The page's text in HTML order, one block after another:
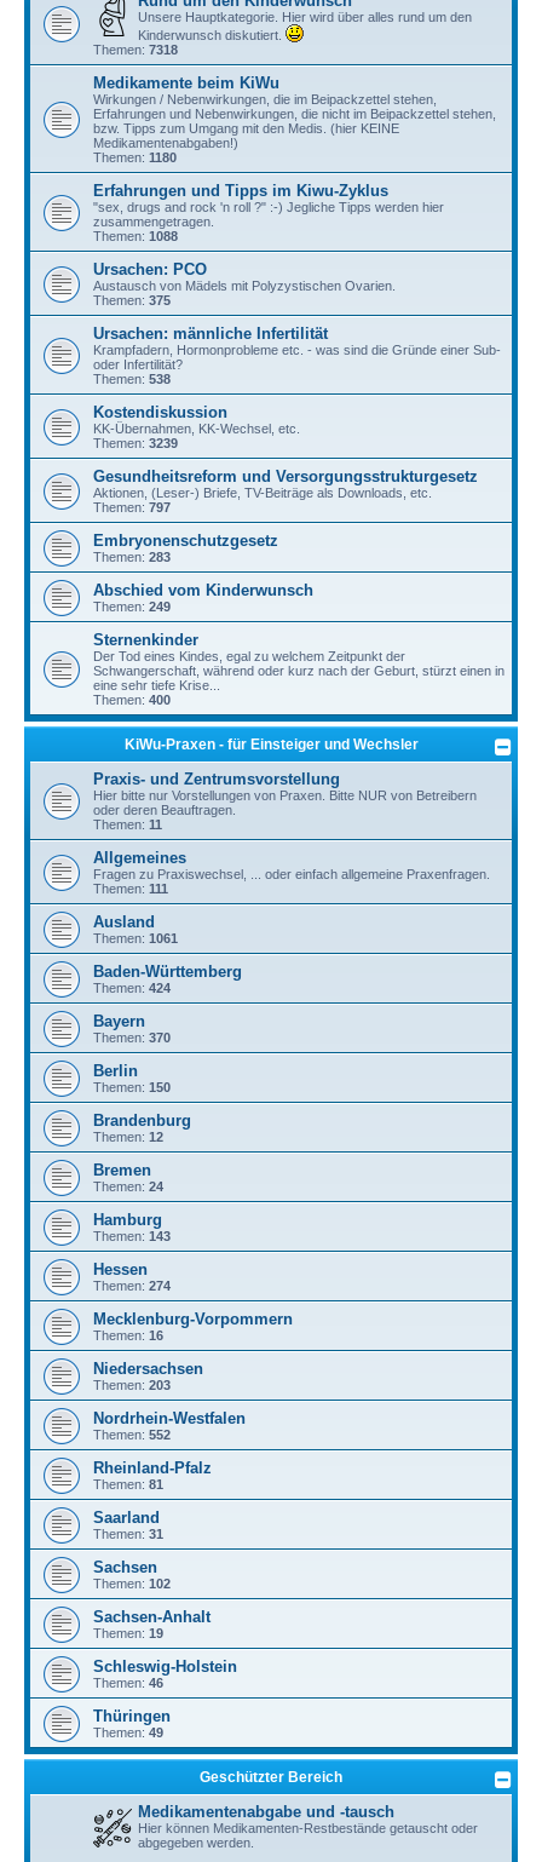
Unsere Hauptkategorie. Hier wird über alles rund um den
Kinderwunsch diskutiert.
Themen: 7318
Medikamente beim KiWu
Wirkungen / Nebenwirkungen, die im Beipackzettel stehen,
Erfahrungen und Nebenwirkungen, die nicht im Beipackzettel stehen,
bzw. Tipps zum Umgang mit den Medis. (hier KEINE
Medikamentenabgaben!)
Themen: 1180
Erfahrungen und Tipps im Kiwu-Zyklus
"sex, drugs and rock 'n roll ?" :-) Jegliche Tipps werden hier
zusammengetragen.
Themen: 1088
Ursachen: PCO
Austausch von Mädels mit Polyzystischen Ovarien.
Themen: 375
Ursachen: männliche Infertilität
Krampfadern, Hormonprobleme etc. - was sind die Gründe einer Sub-
oder Infertilität?
Themen: 538
Kostendiskussion
KK-Übernahmen, KK-Wechsel, etc.
Themen: 3239
Gesundheitsreform und Versorgungsstrukturgesetz
Aktionen, (Leser-) Briefe, TV-Beiträge als Downloads, etc.
Themen: 797
Embryonenschutzgesetz
Themen: 283
Abschied vom Kinderwunsch
Themen: 249
Sternenkinder
Der Tod eines Kindes, egal zu welchem Zeitpunkt der
Schwangerschaft, während oder kurz nach der Geburt, stürzt einen in
eine sehr tiefe Krise...
Themen: 400
KiWu-Praxen - für Einsteiger und Wechsler
Praxis- und Zentrumsvorstellung
Hier bitte nur Vorstellungen von Praxen. Bitte NUR von Betreibern
oder deren Beauftragen.
Themen: 11
Allgemeines
Fragen zu Praxiswechsel, ... oder einfach allgemeine Praxenfragen.
Themen: 111
Ausland
Themen: 1061
Baden-Württemberg
Themen: 424
Bayern
Themen: 370
Berlin
Themen: 150
Brandenburg
Themen: 12
Bremen
Themen: 24
Hamburg
Themen: 143
Hessen
Themen: 274
Mecklenburg-Vorpommern
Themen: 16
Niedersachsen
Themen: 203
Nordrhein-Westfalen
Themen: 552
Rheinland-Pfalz
Themen: 81
Saarland
Themen: 31
Sachsen
Themen: 102
Sachsen-Anhalt
Themen: 19
Schleswig-Holstein
Themen: 46
Thüringen
Themen: 49
Geschützter Bereich
Medikamentenabgabe und -tausch
Hier können Medikamenten-Restbestände getauscht oder
abgegeben werden.